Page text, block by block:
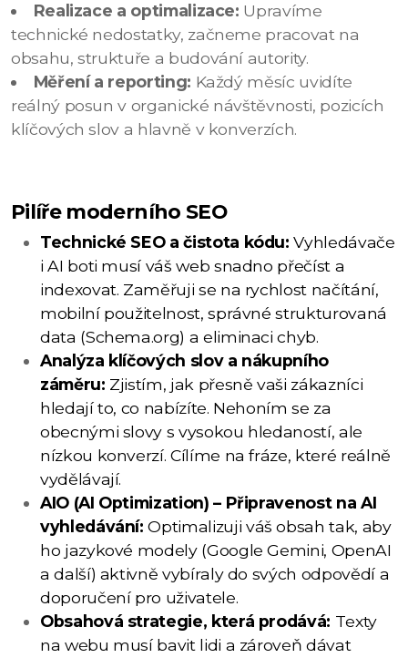
Realizace a optimalizace: Upravíme
technické nedostatky, začneme pracovat na
obsahu, struktuře a budování autority.
Měření a reporting: Každý měsíc uvidíte
reálný posun v organické návštěvnosti, pozicích
klíčových slov a hlavně v konverzích.
Pilíře moderního SEO
Technické SEO a čistota kódu: Vyhledávače
i AI boti musí váš web snadno přečíst a
indexovat. Zaměřuji se na rychlost načítání,
mobilní použitelnost, správné strukturovaná
data (Schema.org) a eliminaci chyb.
Analýza klíčových slov a nákupního
záměru: Zjistím, jak přesně vaši zákazníci
hledají to, co nabízíte. Nehoním se za
obecnými slovy s vysokou hledaností, ale
nízkou konverzí. Cílíme na fráze, které reálně
vydělávají.
AIO (AI Optimization) – Připravenost na AI
vyhledávání: Optimalizuji váš obsah tak, aby
ho jazykové modely (Google Gemini, OpenAI
a další) aktivně vybíraly do svých odpovědí a
doporučení pro uživatele.
Obsahová strategie, která prodává: Texty
na webu musí bavit lidi a zároveň dávat